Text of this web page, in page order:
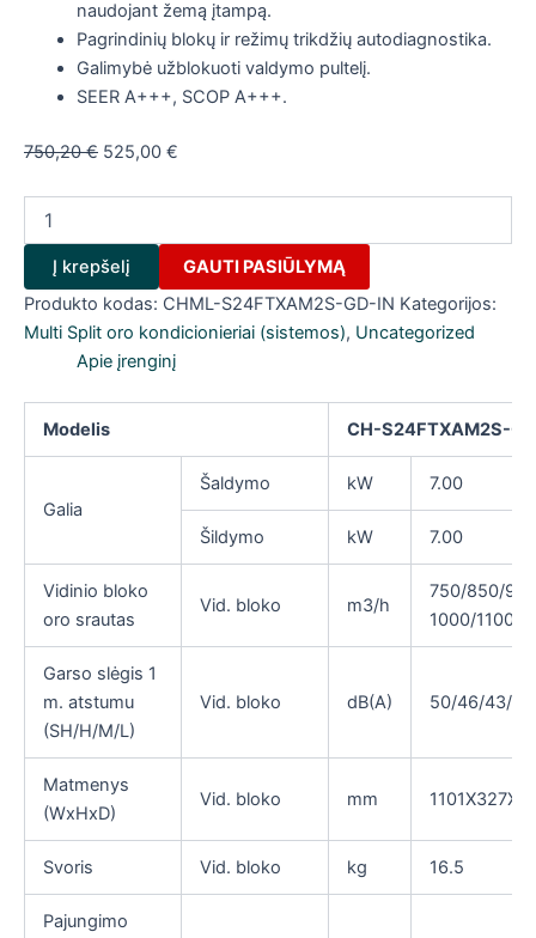
naudojant žemą įtampą.
Pagrindinių blokų ir režimų trikdžių autodiagnostika.
Galimybė užblokuoti valdymo pultelį.
SEER A+++, SCOP A+++.
750,20€ Original
525,00 €
kiekis:
Cooper&Hunter
sieninis
blokas
SUPREME
Inverter
CHML-
S24FTXAM2S-
Į krepšelį
GAUTI PASIŪLYMĄ
Produkto kodas: CHML-S24FTXAM2S-GD-IN Kategorijos:
Multi Split oro kondicionieriai (sistemos), Uncategorized
Apie įrenginį
Modelis CH-S24FTXAM2S-
Galia
Šaldymo kW 7.00
Šildymo kW 7.00
Vidinio bloko
oro srautas
Vid. bloko m3/h
750/850/
1000/1100/
Garso slėgis 1
m. atstumu
(SH/H/M/L)
Vid. bloko dB(A) 50/46/43/
Matmenys
(WxHxD)
Vid. bloko mm
Svoris Vid. bloko kg 16.5
Pajungimo